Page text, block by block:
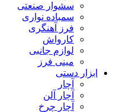
سشوار صنعتی
سمباده نواری
فرز آهنگری
کارواش
لوازم جانبی
مینی فرز
ابزار دستی
آچار
آچار آلن
آچار چرخ